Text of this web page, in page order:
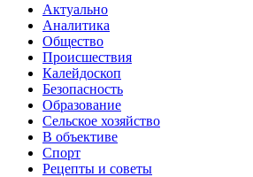
Актуально
Аналитика
Общество
Происшествия
Калейдоскоп
Безопасность
Образование
Сельское хозяйство
В объективе
Спорт
Рецепты и советы